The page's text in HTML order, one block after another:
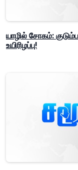
யாழில் சோகம்:
உயிரிழப்பு!